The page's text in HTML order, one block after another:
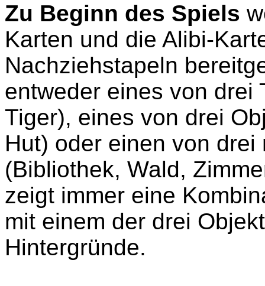
Zu Beginn des Spiels
Karten und die Alibi-
Nachziehstapeln
entweder eines von drei
Tiger), eines von drei
Hut) oder einen von
(Bibliothek, Wald,
zeigt immer eine
mit einem der drei
Hintergründe.